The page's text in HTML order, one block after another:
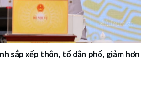
sắp xếp thôn, tổ dân phố, giảm hơn